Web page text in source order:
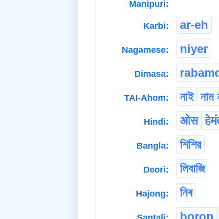
Manipuri:
Karbi: ar-eh
Nagamese: niyer
Dimasa:
TAI-Ahom: নাই নাম
Hindi: ओस
Bangla: শিশির
Deori: লিবাজি
Hajong: নিৰ
bo̱ro̱p